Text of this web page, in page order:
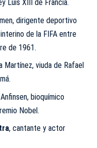
Luis XIII de Francia.
dirigente deportivo
de la FIFA entre
de 1961.
Martínez, viuda de Rafael
bioquímico
Nobel.
, cantante y actor